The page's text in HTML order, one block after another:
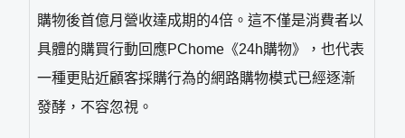
購物後首億月營收達成期的4倍。這不僅是消費者以
具體的購買行動回應PChome《24h購物》，也代表
一種更貼近顧客採購行為的網路購物模式已經逐漸
發酵，不容忽視。